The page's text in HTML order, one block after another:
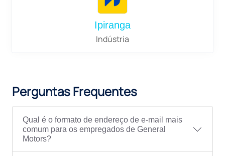
Ipiranga
Indústria
Perguntas Frequentes
Qual é o formato de endereço de e-mail mais
comum para os empregados de General
Motors?